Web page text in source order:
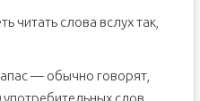
читать слова вслух так,
— обычно говорят,